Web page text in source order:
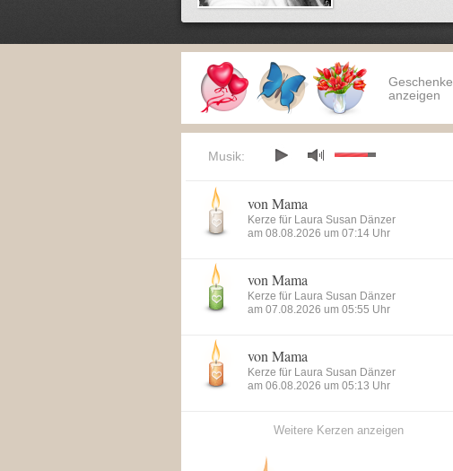
Geschenke
anzeigen
Musik:
von Mama
Kerze für Laura Susan Dänzer
am 08.08.2026 um 07:14 Uhr
von Mama
Kerze für Laura Susan Dänzer
am 07.08.2026 um 05:55 Uhr
von Mama
Kerze für Laura Susan Dänzer
am 06.08.2026 um 05:13 Uhr
Weitere Kerzen anzeigen